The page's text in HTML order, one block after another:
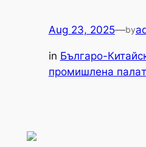
Aug 23, 2025—by
in Българо-
промишлена